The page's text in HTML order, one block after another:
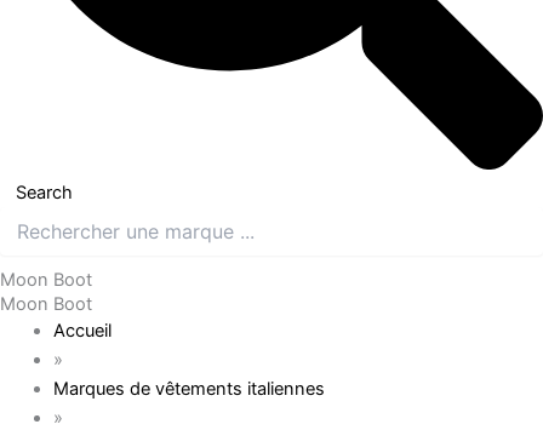
Search
Moon Boot
Moon Boot
Accueil
»
Marques de vêtements italiennes
»